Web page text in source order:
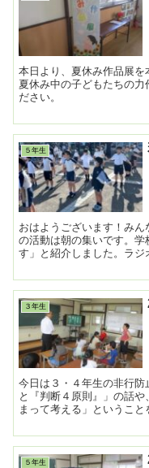
本日より、夏休み作品展を
夏休み中の子どもたちの力
ださい。
５年生
おはようございます！み
の活動は朝の集いです。
３年生
今日は３・４年生の非行防
と『判断４原則』」の話
まって考える」ということ
５年生